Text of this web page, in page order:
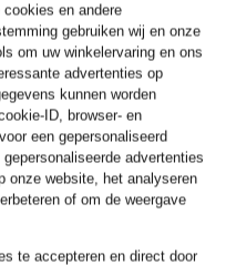
en andere
gebruiken wij en onze
om uw winkelervaring en ons
advertenties op
kunnen worden
ID, browser- en
een gepersonaliseerd
advertenties
onze website, het analyseren
of om de weergave
te accepteren en direct door